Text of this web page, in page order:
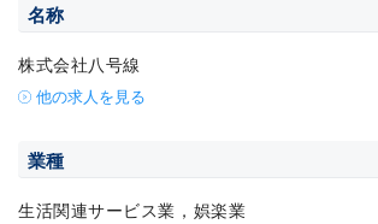
名称
株式会社八号線
他の求人を見る
業種
生活関連サービス業，娯楽業